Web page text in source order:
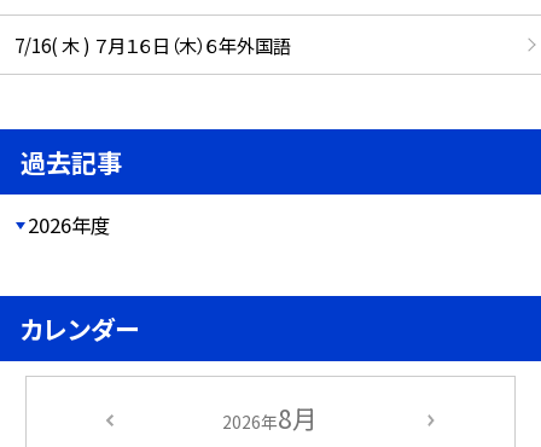
7/16( 木 ) ７月１６日（木）６年外国語
過去記事
2026年度
カレンダー
2026年8月